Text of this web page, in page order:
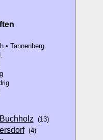
• Tannenberg.
(13)
(4)